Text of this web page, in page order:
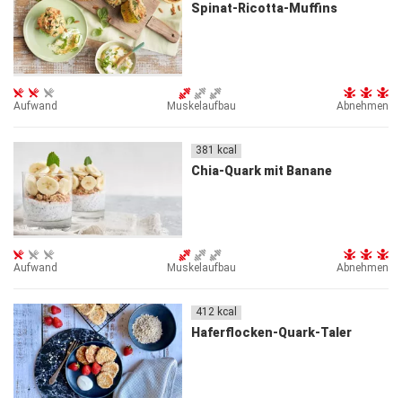
Spinat-Ricotta-Muffins
Aufwand Muskelaufbau Abnehmen
381 kcal
Chia-Quark mit Banane
Aufwand Muskelaufbau Abnehmen
412 kcal
Haferflocken-Quark-Taler